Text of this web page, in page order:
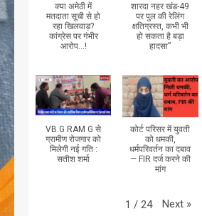
क्या अमेठी में
मतदाता सूची से हो
रहा खिलवाड़?
कांग्रेस पर गंभीर
आरोप...!
शारदा नहर खंड-49
पर पुल की रेलिंग
क्षतिग्रस्त, कभी भी
हो सकता है बड़ा
हादसा”
VB.G RAM G से
ग्रामीण रोजगार को
मिलेगी नई गति :
सतीश शर्मा
कोर्ट परिसर में युवती
को धमकी,
धर्मपरिवर्तन का दबाव
— FIR दर्ज करने की
मांग
1 / 24 Next »